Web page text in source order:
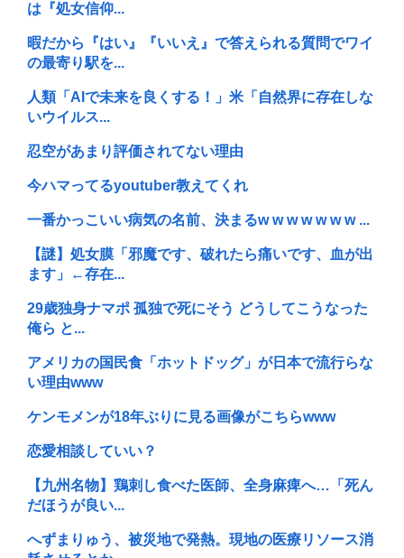
は『処女信仰...
暇だから『はい』『いいえ』で答えられる質問でワイ
の最寄り駅を...
人類「AIで未来を良くする！」米「自然界に存在しな
いウイルス...
忍空があまり評価されてない理由
今ハマってるyoutuber教えてくれ
一番かっこいい病気の名前、決まるw w w w w w w ...
【謎】処女膜「邪魔です、破れたら痛いです、血が出
ます」←存在...
29歳独身ナマポ 孤独で死にそう どうしてこうなった
俺ら と...
アメリカの国民食「ホットドッグ」が日本で流行らな
い理由www
ケンモメンが18年ぶりに見る画像がこちらwww
恋愛相談していい？
【九州名物】鶏刺し食べた医師、全身麻痺へ…「死ん
だほうが良い...
へずまりゅう、被災地で発熱。現地の医療リソース消